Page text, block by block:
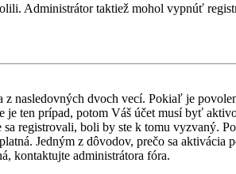
Administrátor taktiež mohol vypnúť
nasledovných dvoch vecí. Pokiaľ je
ten prípad, potom Váš účet musí byť
registrovali, boli by ste k tomu vyzvaný.
Jedným z dôvodov, prečo sa aktivácia
kontaktujte administrátora fóra.